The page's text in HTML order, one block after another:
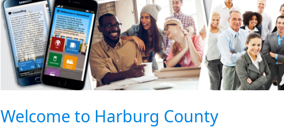
Welcome to Harburg County